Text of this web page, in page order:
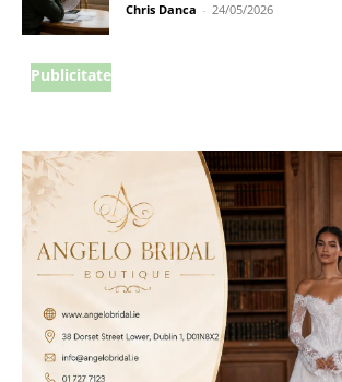
Chris Danca - 24/05/2026
Publicitate